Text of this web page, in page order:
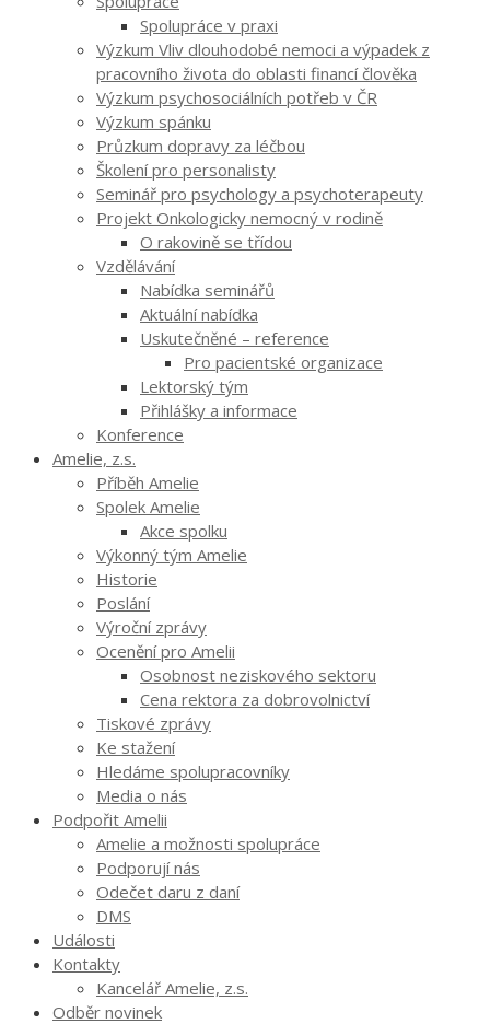
Spolupráce v praxi
Výzkum Vliv dlouhodobé nemoci a výpadek z
pracovního života do oblasti financí člověka
Výzkum psychosociálních potřeb v ČR
Výzkum spánku
Průzkum dopravy za léčbou
Školení pro personalisty
Seminář pro psychology a psychoterapeuty
Projekt Onkologicky nemocný v rodině
O rakovině se třídou
Vzdělávání
Nabídka seminářů
Aktuální nabídka
Uskutečněné – reference
Pro pacientské organizace
Lektorský tým
Přihlášky a informace
Konference
Amelie, z.s.
Příběh Amelie
Spolek Amelie
Akce spolku
Výkonný tým Amelie
Historie
Poslání
Výroční zprávy
Ocenění pro Amelii
Osobnost neziskového sektoru
Cena rektora za dobrovolnictví
Tiskové zprávy
Ke stažení
Hledáme spolupracovníky
Media o nás
Podpořit Amelii
Amelie a možnosti spolupráce
Podporují nás
Odečet daru z daní
DMS
Události
Kontakty
Kancelář Amelie, z.s.
Odběr novinek